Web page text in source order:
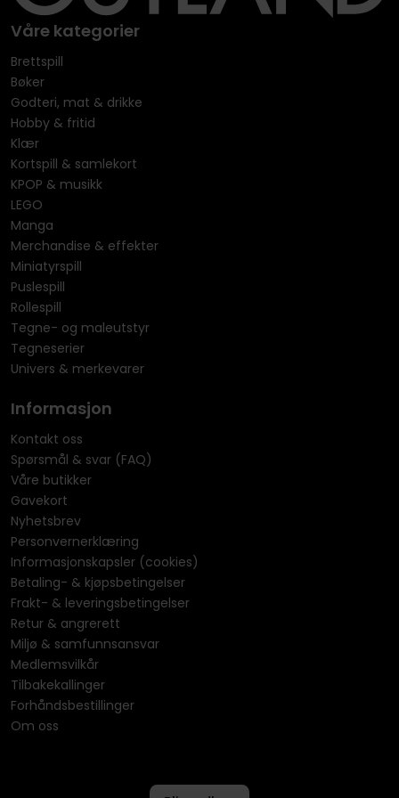
Våre kategorier
Brettspill
Bøker
Godteri, mat & drikke
Hobby & fritid
Klær
Kortspill & samlekort
KPOP & musikk
LEGO
Manga
Merchandise & effekter
Miniatyrspill
Puslespill
Rollespill
Tegne- og maleutstyr
Tegneserier
Univers & merkevarer
Informasjon
Kontakt oss
Spørsmål & svar (FAQ)
Våre butikker
Gavekort
Nyhetsbrev
Personvernerklæring
Informasjonskapsler (cookies)
Betaling- & kjøpsbetingelser
Frakt- & leveringsbetingelser
Retur & angrerett
Miljø & samfunnsansvar
Medlemsvilkår
Tilbakekallinger
Forhåndsbestillinger
Om oss